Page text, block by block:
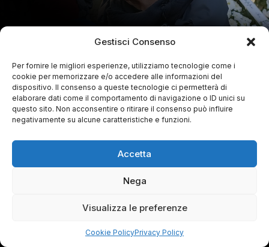
Gestisci Consenso
Per fornire le migliori esperienze, utilizziamo tecnologie come i
cookie per memorizzare e/o accedere alle informazioni del
dispositivo. Il consenso a queste tecnologie ci permetterà di
elaborare dati come il comportamento di navigazione o ID unici su
questo sito. Non acconsentire o ritirare il consenso può influire
negativamente su alcune caratteristiche e funzioni.
Accetta
Nega
Visualizza le preferenze
Cookie PolicyPrivacy Policy